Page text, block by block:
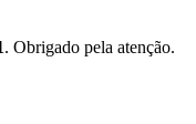
. Obrigado pela atenção.